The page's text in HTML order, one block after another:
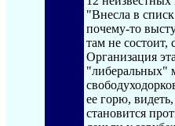
"Внесла в
почему-то
там не состоит,
Организация
"либеральных"
ее горю,
становится